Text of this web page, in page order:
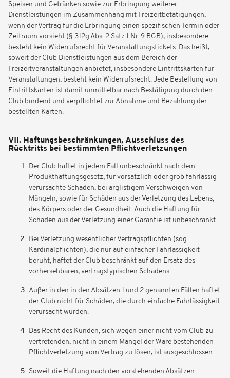
Speisen und Getränken sowie zur Erbringung weiterer
Dienstleistungen im Zusammenhang mit Freizeitbetätigungen,
wenn der Vertrag für die Erbringung einen spezifischen Termin oder
Zeitraum vorsieht (§ 312g Abs. 2 Satz 1 Nr. 9 BGB), insbesondere
besteht kein Widerrufsrecht für Veranstaltungstickets. Das heißt,
soweit der Club Dienstleistungen aus dem Bereich der
Freizeitveranstaltungen anbietet, insbesondere Eintrittskarten für
Veranstaltungen, besteht kein Widerrufsrecht. Jede Bestellung von
Eintrittskarten ist damit unmittelbar nach Bestätigung durch den
Club bindend und verpflichtet zur Abnahme und Bezahlung der
bestellten Karten.
VII. Haftungsbeschränkungen, Ausschluss des
Rücktritts bei bestimmten Pflichtverletzungen
Der Club haftet in jedem Fall unbeschränkt nach dem
Produkthaftungsgesetz, für vorsätzlich oder grob fahrlässig
verursachte Schäden, bei arglistigem Verschweigen von
Mängeln, sowie für Schäden aus der Verletzung des Lebens,
des Körpers oder der Gesundheit. Auch die Haftung für
Schäden aus der Verletzung einer Garantie ist unbeschränkt.
Bei Verletzung wesentlicher Vertragspflichten (sog.
Kardinalpflichten), die nur auf einfacher Fahrlässigkeit
beruht, haftet der Club beschränkt auf den Ersatz des
vorhersehbaren, vertragstypischen Schadens.
Außer in den in den Absätzen 1 und 2 genannten Fällen haftet
der Club nicht für Schäden, die durch einfache Fahrlässigkeit
verursacht wurden.
Das Recht des Kunden, sich wegen einer nicht vom Club zu
vertretenden, nicht in einem Mangel der Ware bestehenden
Pflichtverletzung vom Vertrag zu lösen, ist ausgeschlossen.
Soweit die Haftung nach den vorstehenden Absätzen